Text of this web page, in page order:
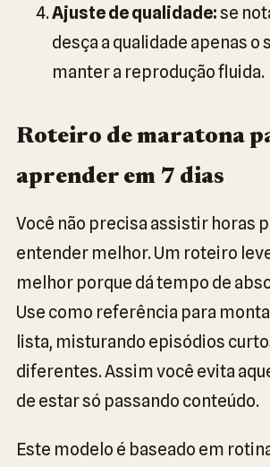
Ajuste de qualidade:se
desça a qualidade apenas o
manter a reprodução fluida.
Roteiro de maratona
aprender em 7 dias
Você não precisa assistir horas
entender melhor. Um roteiro
melhor porque dá tempo de
Use como referência para
lista, misturando episódios
diferentes. Assim você evita
de estar só passando conteúdo.
Este modelo é baseado em